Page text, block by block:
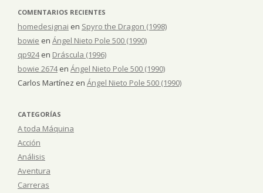
COMENTARIOS RECIENTES
homedesignai en Spyro the Dragon (1998)
bowie en Ángel Nieto Pole 500 (1990)
qp924en Dráscula (1996)
bowie 2674en Ángel Nieto Pole 500 (1990)
Carlos Martínez en Ángel Nieto Pole 500 (1990)
CATEGORÍAS
A toda Máquina
Acción
Análisis
Aventura
Carreras